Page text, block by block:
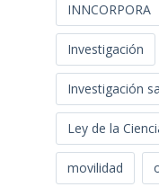
INNCORPORA
Investigación
Investigación
Ley de la
movilidad